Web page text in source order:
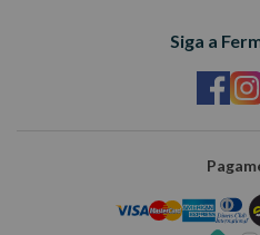
Siga a